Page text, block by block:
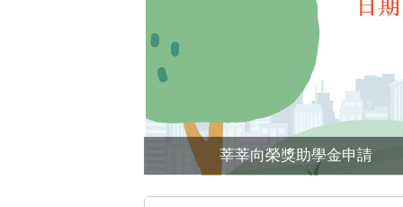
莘莘向榮獎助學金申請